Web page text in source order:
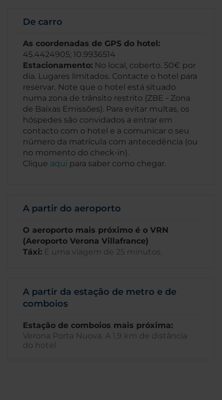
De carro
As coordenadas de GPS do hotel:
45.4424905; 10.9936514
Estacionamento: No local, coberto. 50€ por
dia. Lugares limitados. Contacte o hotel para
reservar. Note que o hotel está situado
numa zona de trânsito restrito (ZBE - Zona
de Baixas Emissões). Para evitar multas, os
hóspedes são convidados a entrar em
contacto com o hotel e a comunicar o seu
número da matrícula com antecedência (ou
no momento do check-in).
Clique aqui para saber como chegar.
A partir do aeroporto
O aeroporto mais próximo é o VRN
(Aeroporto Verona Villafrance)
Táxi: É uma viagem de 25 minutos.
A partir da estação de metro e de
comboios
Estação de comboios mais próxima:
Verona Porta Nuova. A 1,9 km de distância
do hotel